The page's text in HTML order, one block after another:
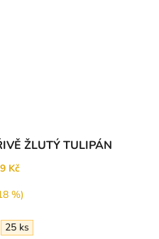
hvězdiček.
ŽLUTÝ TULIPÁN
Kč
%)
25 ks